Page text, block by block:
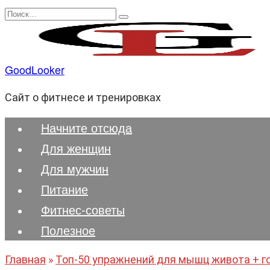
Перейти
содержанию
Search
GoodLooker
Сайт о фитнесе и тренировках
Начните отсюда
Для женщин
Для мужчин
Питание
Фитнес-советы
Полезноe
Главная » Топ-50 упражнений для мышц живота +